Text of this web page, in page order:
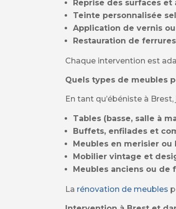
Reprise des surfaces et
Teinte personnalisée
Application de vernis
Restauration de
Chaque intervention est
Quels types de meubles
En tant qu’ébéniste à
Tables (basse, salle à
Buffets, enfilades et
Meubles en merisier ou
Mobilier vintage et
Meubles anciens ou de
La rénovation de meubles